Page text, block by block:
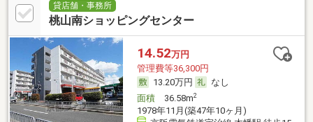
貸店舗・事務所
桃山南ショッピングセンター
14.52万円
管理費等36,300円
13.20万円
なし
面積36.58m2
1978年11月(築47年10ヶ月)